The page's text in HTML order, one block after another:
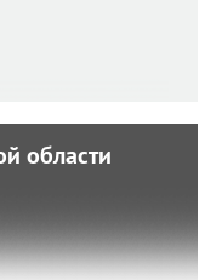
областиобласти
вынесут на сессию
парламента.